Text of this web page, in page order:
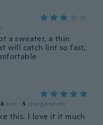
a sweater, a thin
will catch lint so fast,
avis · 5 chargements
this. I love it it much